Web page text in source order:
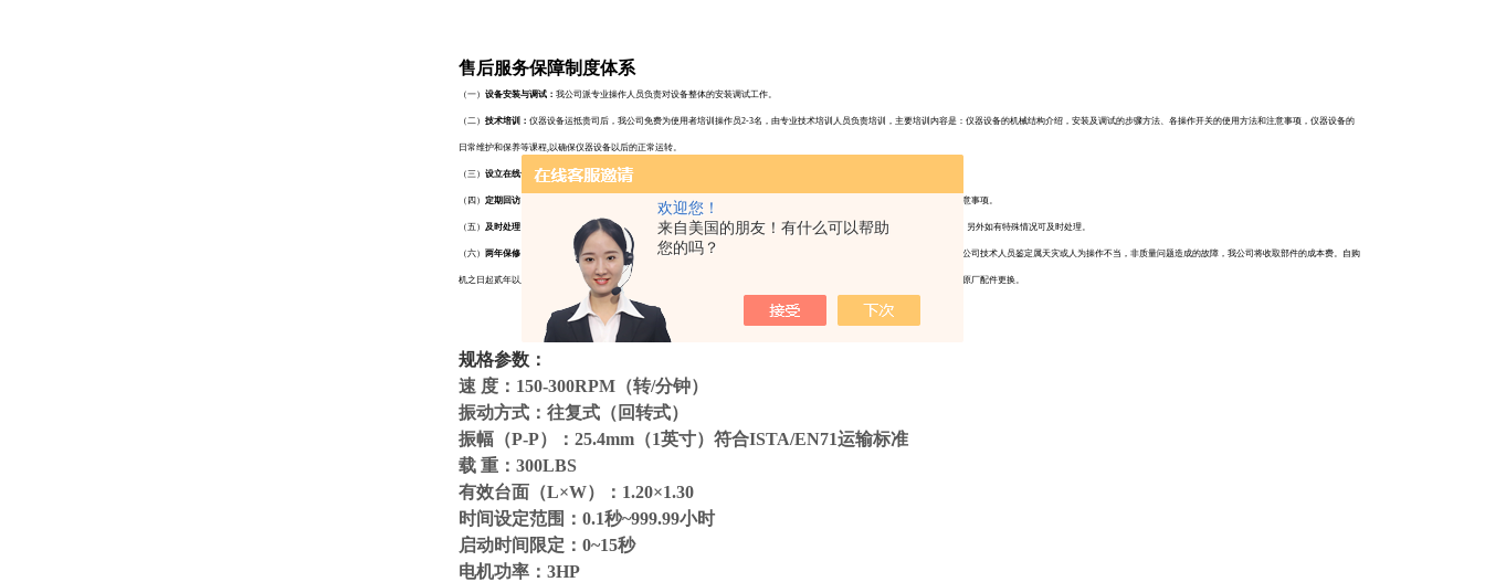
欢迎您！
来自美国的朋友！有什么可以帮助
您的吗？
售后服务保障制度体系
（一） 设备安装与调试： 我公司派专业操作人员负责对设备整体的安装调试工作。
（二） 技术培训： 仪器设备运抵贵司后，我公司免费为使用者培训操作员2-3名，由专业技术培训人员负责培训，主要培训内容是：仪器设备的机械结构介绍，安装及调试的步骤方法、各操作开关的使用方法和注意事项，仪器设备的
日常维护和保养等课程,以确保仪器设备以后的正常运转。
（三） 设立在线号码：开通24小时号码在线，随时解答使用者在实际操作中出现的问题。
（四） 定期回访： 安装调试完毕后，保固期内每个季度，售后服务人员回访一次，听取客户意见，指导操作员正确使用并及保养注意事项。
（五） 及时处理： 仪器设备出现临时故障，接到使用者通知后，2小时内公司售后服务人员进行语音指导。叫修服务，24小时响应，另外如有特殊情况可及时处理。
（六） 两年保修，终身维护 。自购机之日起，我公司两年之内向用户提供免费调试，维修及配件更换服务（易损件除外），但经我公司技术人员鉴定属天灾或人为操作不当，非质量问题造成的故障，我公司将收取部件的成本费。自购
机之日起贰年以后，使用方设备出现一切故障，我公司将提供无偿的技术援助，并为使用方提供高效的维修服务，包括故障维修、原厂配件更换。
规格参数：
速 度：150-300RPM（转/分钟）
振动方式：往复式（回转式）
振幅（P-P）：25.4mm（1英寸）符合ISTA/EN71运输标准
载 重：300LBS
有效台面（L×W）：1.20×1.30
时间设定范围：0.1秒~999.99小时
启动时间限定：0~15秒
电机功率：3HP